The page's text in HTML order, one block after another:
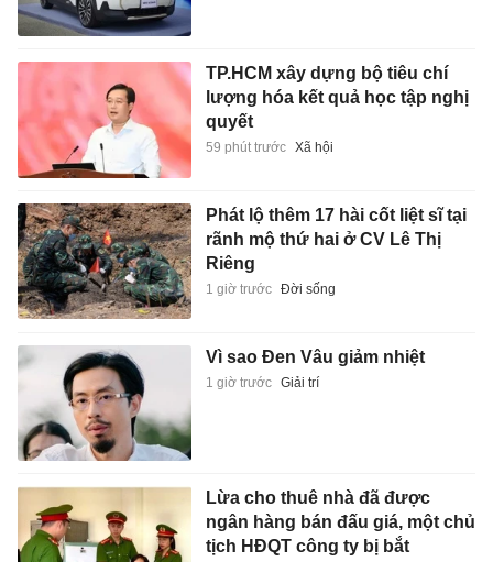
TP.HCM xây dựng bộ tiêu chí
lượng hóa kết quả học tập nghị
quyết
59 phút trước Xã hội
Phát lộ thêm 17 hài cốt liệt sĩ tại
rãnh mộ thứ hai ở CV Lê Thị
Riêng
1 giờ trước Đời sống
Vì sao Đen Vâu giảm nhiệt
1 giờ trước Giải trí
Lừa cho thuê nhà đã được
ngân hàng bán đấu giá, một chủ
tịch HĐQT công ty bị bắt